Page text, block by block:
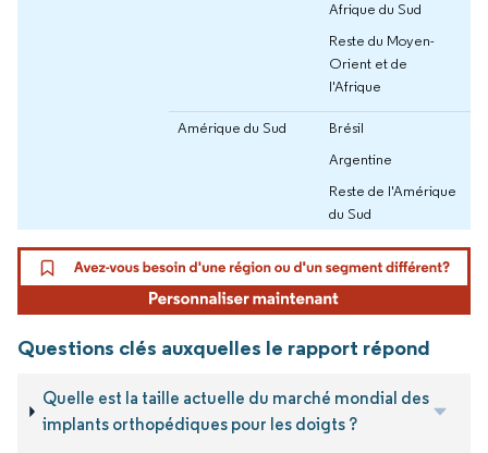
Afrique du Sud
Reste du Moyen-
Orient et de
l'Afrique
Amérique du Sud
Brésil
Argentine
Reste de l'Amérique
du Sud
Questions clés auxquelles le rapport répond
Quelle est la taille actuelle du marché mondial des
implants orthopédiques pour les doigts ?